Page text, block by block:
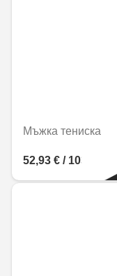
Мъжка тениска
52,93 € / 103,53 лв.